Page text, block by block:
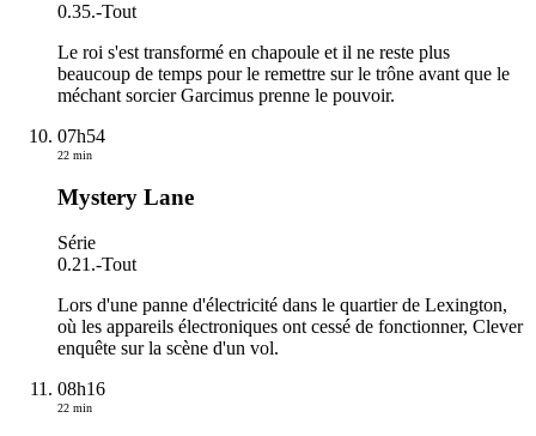
0.35.-Tout
Le roi s'est transformé en chapoule et il ne reste plus
beaucoup de temps pour le remettre sur le trône avant que le
méchant sorcier Garcimus prenne le pouvoir.
07h54
22 min
Mystery Lane
Série
0.21.-Tout
Lors d'une panne d'électricité dans le quartier de Lexington,
où les appareils électroniques ont cessé de fonctionner, Clever
enquête sur la scène d'un vol.
08h16
22 min